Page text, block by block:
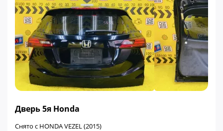
Дверь 5я Honda
Снято с HONDA VEZEL (2015)